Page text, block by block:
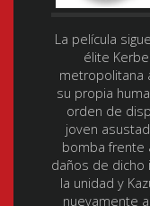
La película
élite
metropolitana
su propia
orden de
joven
bomba frente
daños de dicho
la unidad y
nuevamente